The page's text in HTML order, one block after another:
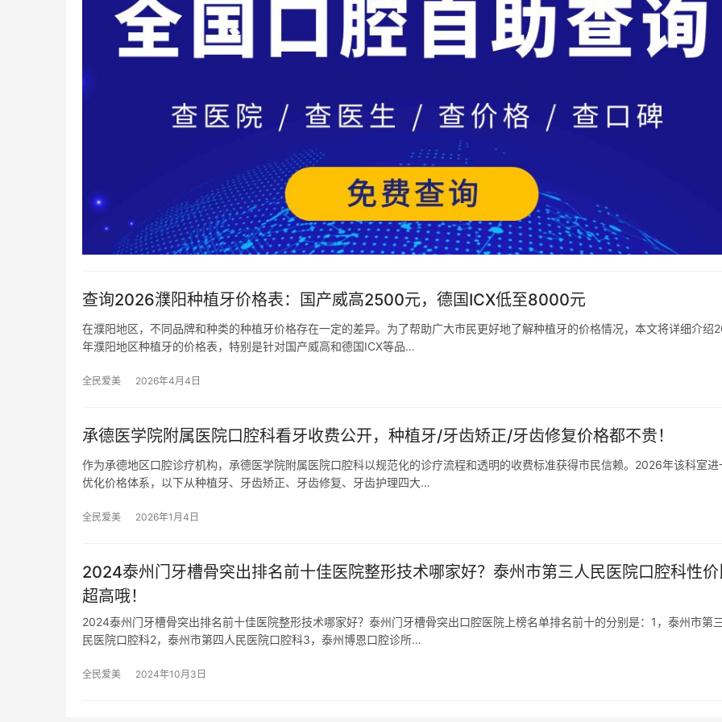
查询2026濮阳种植牙价格表：国产威高2500元，德国ICX低至8000元
在濮阳地区，不同品牌和种类的种植牙价格存在一定的差异。为了帮助广大市民更好地了解种植牙的价格情况，本文将详细介绍
年濮阳地区种植牙的价格表，特别是针对国产威高和德国ICX等品…
全民爱美 2026年4月4日
承德医学院附属医院口腔科看牙收费公开，种植牙/牙齿矫正/牙齿修复价格都不贵！
作为承德地区口腔诊疗机构，承德医学院附属医院口腔科以规范化的诊疗流程和透明的收费标准获得市民信赖。2026年该科室进
优化价格体系，以下从种植牙、牙齿矫正、牙齿修复、牙齿护理四大…
全民爱美 2026年1月4日
2024泰州门牙槽骨突出排名前十佳医院整形技术哪家好？泰州市第三人民医院口腔科性
超高哦！
2024泰州门牙槽骨突出排名前十佳医院整形技术哪家好？泰州门牙槽骨突出口腔医院上榜名单排名前十的分别是：1，泰州市第
民医院口腔科2，泰州市第四人民医院口腔科3，泰州博恩口腔诊所…
全民爱美 2024年10月3日